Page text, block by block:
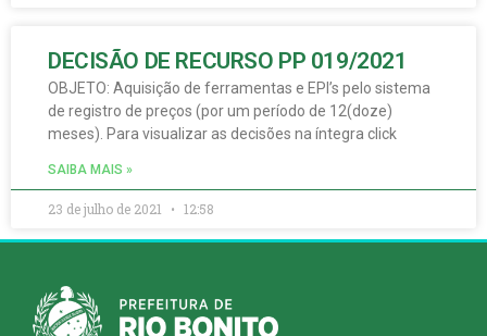
DECISÃO DE RECURSO PP 019/2021
OBJETO: Aquisição de ferramentas e EPI’s pelo sistema
de registro de preços (por um período de 12(doze)
meses). Para visualizar as decisões na íntegra click
SAIBA MAIS »
23 de julho de 2021 12:58